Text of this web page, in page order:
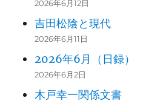
2026年6月12日
吉田松陰と現代
2026年6月11日
2026年6月（日録）
2026年6月2日
木戸幸一関係文書